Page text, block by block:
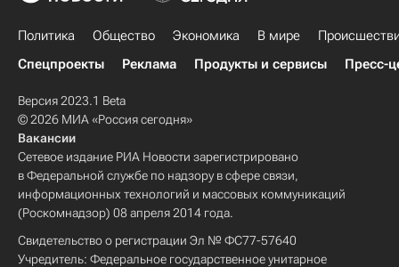
Политика Общество Экономика В мире
Спецпроекты
Реклама Продукты и сервисы Пресс-
Версия 2023.1 Beta
© 2026 МИА «Россия сегодня»
Вакансии
Сетевое издание РИА Новости зарегистрировано
в Федеральной службе по надзору в сфере связи,
информационных технологий и массовых коммуникаций
(Роскомнадзор) 08 апреля 2014 года.
Свидетельство о регистрации Эл № ФС77-57640
Учредитель: Федеральное государственное унитарное